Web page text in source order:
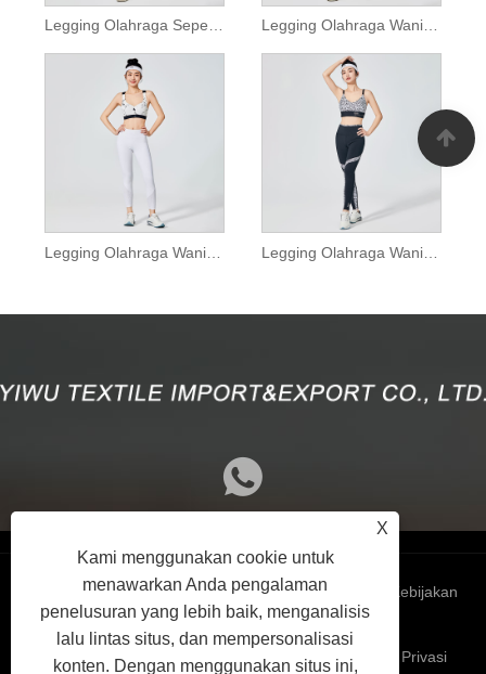
Legging Olahraga Wanita Putih Murni dengan Jaring
X
Kami menggunakan cookie untuk
menawarkan Anda pengalaman
penelusuran yang lebih baik, menganalisis
lalu lintas situs, dan mempersonalisasi
konten. Dengan menggunakan situs ini,
Sitemap RSS XML Kebijakan
Privasi